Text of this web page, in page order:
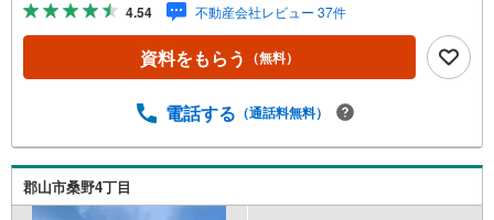
4.54 不動産会社レビュー 37件
資料をもらう （無料）
電話する （通話料無料）
郡山市桑野4丁目